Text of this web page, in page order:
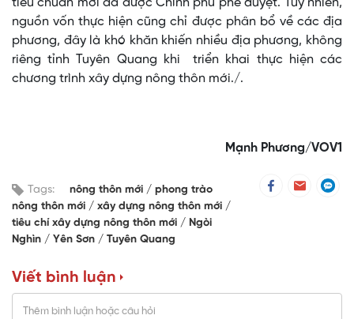
tiêu chuẩn mới đã được Chính phủ phê duyệt. Tuy nhiên,
nguồn vốn thực hiện cũng chỉ được phân bổ về các địa
phương, đây là khó khăn khiến nhiều địa phương, không
riêng tỉnh Tuyên Quang khi triển khai thực hiện các
chương trình xây dựng nông thôn mới./.
Mạnh Phương/VOV1
Tags: nông thôn mới
phong trào
nông thôn mới
xây dựng nông thôn mới
tiêu chí xây dựng nông thôn mới
Ngòi
Nghìn
Yên Sơn Tuyên Quang
Viết bình luận